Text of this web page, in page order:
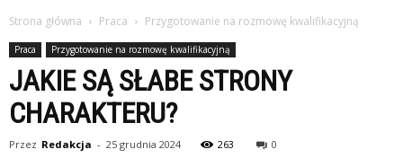
Strona główna Praca Przygotowanie na rozmowę kwalifikacyjną
Praca Przygotowanie na rozmowę kwalifikacyjną
JAKIE SĄ SŁABE STRONY
CHARAKTERU?
Przez Redakcja - 25 grudnia 2024 263 0